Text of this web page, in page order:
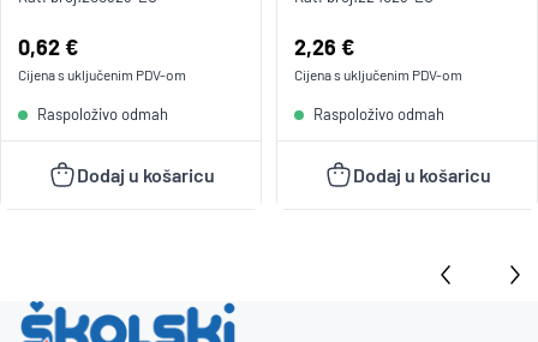
Cijena:
0,62 €
Cijena s uključenim PDV-om
Raspoloživo odmah
Dodaj u košaricu
Cijena:
2,26 €
Cijena s uključenim PDV-om
Raspoloživo odmah
Dodaj u košaricu